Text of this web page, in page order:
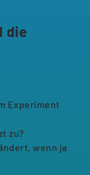
die
Experiment
zu?
wenn ja